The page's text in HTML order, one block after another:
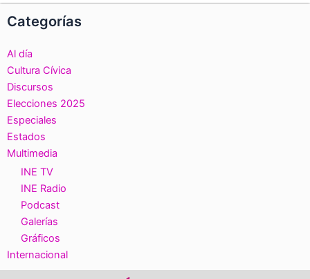
Categorías
Al día
Cultura Cívica
Discursos
Elecciones 2025
Especiales
Estados
Multimedia
INE TV
INE Radio
Podcast
Galerías
Gráficos
Internacional